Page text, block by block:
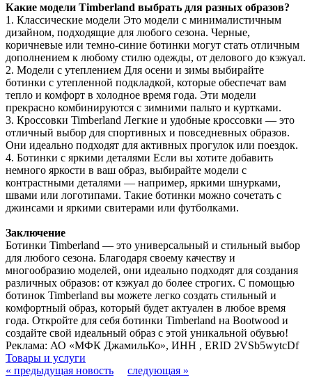
Какие модели Timberland выбрать для разных образов?
1. Классические модели Это модели с минималистичным
дизайном, подходящие для любого сезона. Черные,
коричневые или темно-синие ботинки могут стать отличным
дополнением к любому стилю одежды, от делового до кэжуал.
2. Модели с утеплением Для осени и зимы выбирайте
ботинки с утепленной подкладкой, которые обеспечат вам
тепло и комфорт в холодное время года. Эти модели
прекрасно комбинируются с зимними пальто и куртками.
3. Кроссовки Timberland Легкие и удобные кроссовки — это
отличный выбор для спортивных и повседневных образов.
Они идеально подходят для активных прогулок или поездок.
4. Ботинки с яркими деталями Если вы хотите добавить
немного яркости в ваш образ, выбирайте модели с
контрастными деталями — например, яркими шнурками,
швами или логотипами. Такие ботинки можно сочетать с
джинсами и яркими свитерами или футболками.
Заключение
Ботинки Timberland — это универсальный и стильный выбор
для любого сезона. Благодаря своему качеству и
многообразию моделей, они идеально подходят для создания
различных образов: от кэжуал до более строгих. С помощью
ботинок Timberland вы можете легко создать стильный и
комфортный образ, который будет актуален в любое время
года. Откройте для себя ботинки Timberland на Bootwood и
создайте свой идеальный образ с этой уникальной обувью!
Реклама: АО «МФК ДжамильКо», ИНН , ERID 2VSb5wytcDf
Товары и услуги
« предыдущая новость
следующая »